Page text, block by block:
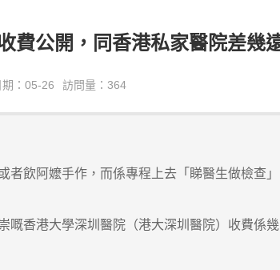
費公開，同香港私家醫院差幾
：05-26 訪問量：364
飲阿嬤手作，而係專程上去「睇醫生做檢查
香港大學深圳醫院（港大深圳醫院）收費係